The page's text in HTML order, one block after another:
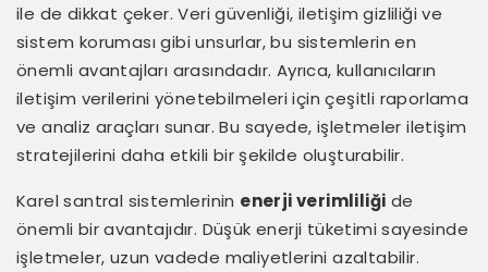
ile de dikkat çeker. Veri güvenliği, iletişim gizliliği ve
sistem koruması gibi unsurlar, bu sistemlerin en
önemli avantajları arasındadır. Ayrıca, kullanıcıların
iletişim verilerini yönetebilmeleri için çeşitli raporlama
ve analiz araçları sunar. Bu sayede, işletmeler iletişim
stratejilerini daha etkili bir şekilde oluşturabilir.
Karel santral sistemlerinin enerji verimliliği de
önemli bir avantajıdır. Düşük enerji tüketimi sayesinde
işletmeler, uzun vadede maliyetlerini azaltabilir.